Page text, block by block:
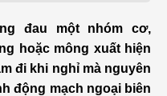
đau một nhóm cơ,
hoặc mông xuất hiện
đi khi nghỉ mà nguyên
động mạch ngoại biên